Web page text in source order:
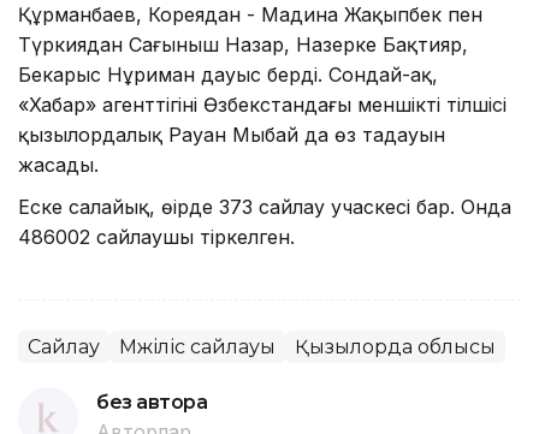
Құрманбаев, Кореядан - Мадина Жақыпбек пен
Түркиядан Сағыныш Назар, Назерке Бақтияр,
Бекарыс Нұриман дауыс берді. Сондай-ақ,
«Хабар» агенттігінің Өзбекстандағы меншікті тілшісі
қызылордалық Рауан Мыңбай да өз таңдауын
жасады.
Еске салайық, өңірде 373 сайлау учаскесі бар. Онда
486002 сайлаушы тіркелген.
Сайлау Мәжіліс сайлауы Қызылорда облысы
без автора